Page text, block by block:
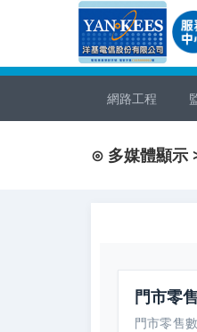
網路工程
⊙ 多媒體顯示
門市零售
門市零售